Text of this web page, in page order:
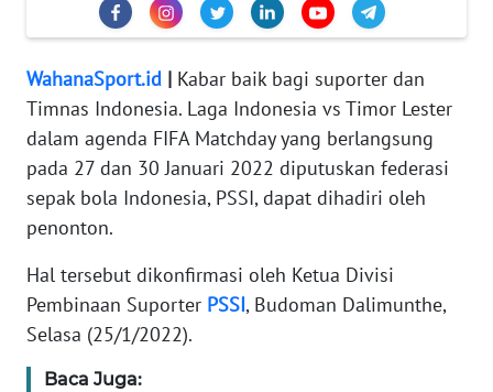
WahanaSport.id | Kabar baik bagi suporter dan
Timnas Indonesia. Laga Indonesia vs Timor Lester
dalam agenda FIFA Matchday yang berlangsung
pada 27 dan 30 Januari 2022 diputuskan federasi
sepak bola Indonesia, PSSI, dapat dihadiri oleh
penonton.
Hal tersebut dikonfirmasi oleh Ketua Divisi
Pembinaan Suporter PSSI, Budoman Dalimunthe,
Selasa (25/1/2022).
Baca Juga:
WAHANA
UMKM
WAHANA
SELEB
PERSONA
WAHANA
OTOMOTIF